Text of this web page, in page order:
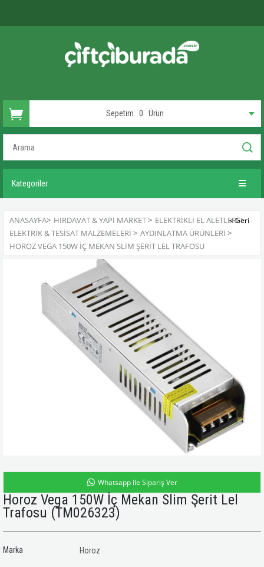
Sepetim 0 Ürün
Kategoriler
ANASAYFA> HIRDAVAT & YAPI MARKET> ELEKTRIKLI EL ALETLERI>
ELEKTRIK & TESISAT MALZEMELERI > AYDINLATMA ÜRÜNLERI >
HOROZ VEGA 150W İÇ MEKAN SLIM ŞERIT LEL TRAFOSU
Whatsapp ile Sipariş Ver
Horoz Vega 150W İç Mekan Slim Şerit Lel
Trafosu (TM026323)
Marka Horoz